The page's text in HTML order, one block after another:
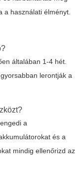
a használati élményt.
általában 1-4 hét.
lerontják a
a
és a
mindig ellenőrizd az